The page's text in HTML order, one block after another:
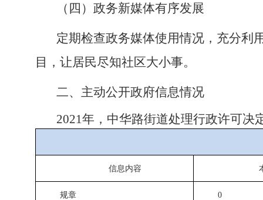
（四）政务新媒体有序发展
定期检查政务媒体使用情况，充分利
目，让居民尽知社区大小事。
二、主动公开政府信息情况
2021年，中华路街道处理行政许可决
信息内容
规章 0